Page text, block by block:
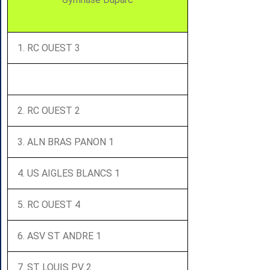
1. RC OUEST 3
2. RC OUEST 2
3. ALN BRAS PANON 1
4. US AIGLES BLANCS 1
5. RC OUEST 4
6. ASV ST ANDRE 1
7. ST LOUIS PV 2